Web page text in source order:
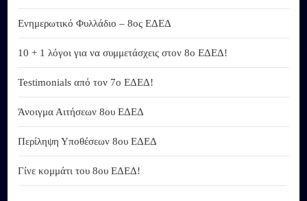
Ενημερωτικό Φυλλάδιο – 8ος ΕΔΕΔ
10 + 1 λόγοι για να συμμετάσχεις στον 8ο ΕΔΕΔ!
Testimonials από τον 7ο ΕΔΕΔ!
Άνοιγμα Αιτήσεων 8ου ΕΔΕΔ
Περίληψη Υποθέσεων 8ου ΕΔΕΔ
Γίνε κομμάτι του 8ου ΕΔΕΔ!